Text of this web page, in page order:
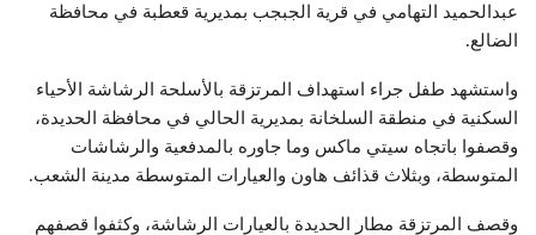
عبدالحميد التهامي في قرية الجبجب بمديرية قعطبة في محافظة
الضالع.
واستشهد طفل جراء استهداف المرتزقة بالأسلحة الرشاشة الأحياء
السكنية في منطقة السلخانة بمديرية الحالي في محافظة الحديدة،
وقصفوا باتجاه سيتي ماكس وما جاوره بالمدفعية والرشاشات
المتوسطة، وبثلاث قذائف هاون والعيارات المتوسطة مدينة الشعب.
وقصف المرتزقة مطار الحديدة بالعيارات الرشاشة، وكثفوا قصفهم